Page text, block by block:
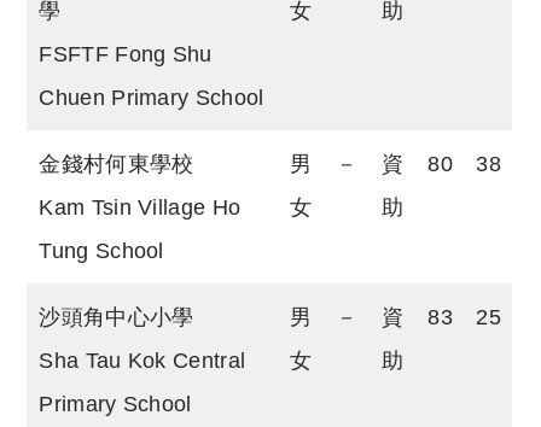
學
FSFTF Fong Shu
Chuen Primary School
女
助
金錢村何東學校
Kam Tsin Village Ho
Tung School
男
女
－
資
助
80 38
沙頭角中心小學
Sha Tau Kok Central
Primary School
男
女
－
資
助
83 25